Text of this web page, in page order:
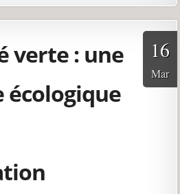
verte : une
16
Mar